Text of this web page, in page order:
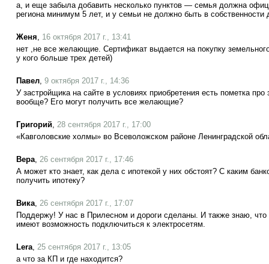
а, и еще забыла добавить несколько пунктов — семья должна
региона минимум 5 лет, и у семьи не должно быть в собственности
Женя, 16 октября 2017 г., 13:41
нет ,не все желающие. Сертификат выдается на покупку
у кого больше трех детей)
Павел, 9 октября 2017 г., 14:36
У застройщика на сайте в условиях приобретения есть пометка
вообще? Его могут получить все желающие?
Григорий, 28 сентября 2017 г., 17:00
«Кавголовские холмы» во Всеволожском районе Ленинградской
Вера, 26 сентября 2017 г., 17:46
А может кто знает, как дела с ипотекой у них обстоят? С каким
получить ипотеку?
Вика, 26 сентября 2017 г., 17:07
Поддержу! У нас в Прилесном и дороги сделаны. И также знаю,
имеют возможность подключиться к электросетям.
Lera, 25 сентября 2017 г., 13:05
а что за КП и где находится?